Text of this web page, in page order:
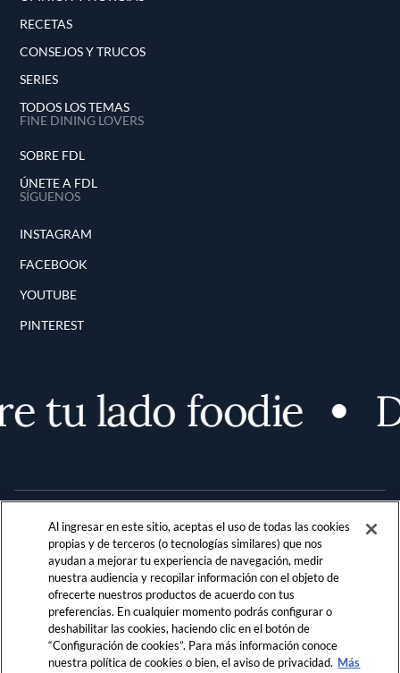
RECETAS
CONSEJOS Y TRUCOS
SERIES
TODOS LOS TEMAS
FINE DINING LOVERS
SOBRE FDL
ÚNETE A FDL
SÍGUENOS
INSTAGRAM
FACEBOOK
YOUTUBE
PINTEREST
tu lado foodie
Terms and Conditions
PRIVACIDAD
REGLAMENTO DE LA COMUNIDAD
LOCATION & LANGUAGE
¡No te lo pierdas!Regístrate ahora para obtener
Al ingresar en este sitio, aceptas el uso de todas las cookies
propias y de terceros (o tecnologías similares) que nos
ayudan a mejorar tu experiencia de navegación, medir
nuestra audiencia y recopilar información con el objeto de
ofrecerte nuestros productos de acuerdo con tus
preferencias. En cualquier momento podrás configurar o
deshabilitar las cookies, haciendo clic en el botón de
“Configuración de cookies”. Para más información conoce
nuestra política de cookies o bien, el aviso de privacidad. Más